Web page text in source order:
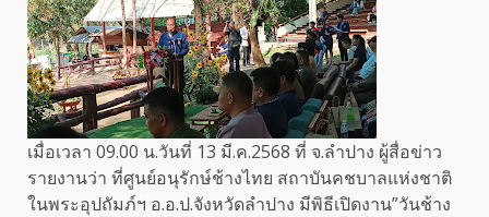
เมื่อเวลา 09.00 น.วันที่ 13 มี.ค.2568 ที่ จ.ลำปาง ผู้สื่อข่าว
รายงานว่า ที่ศูนย์อนุรักษ์ช้างไทย สถาบันคชบาลแห่งชาติ
ในพระอุปถัมภ์ฯ อ.อ.ป.จังหวัดลำปาง มีพิธีเปิดงาน”วันช้าง